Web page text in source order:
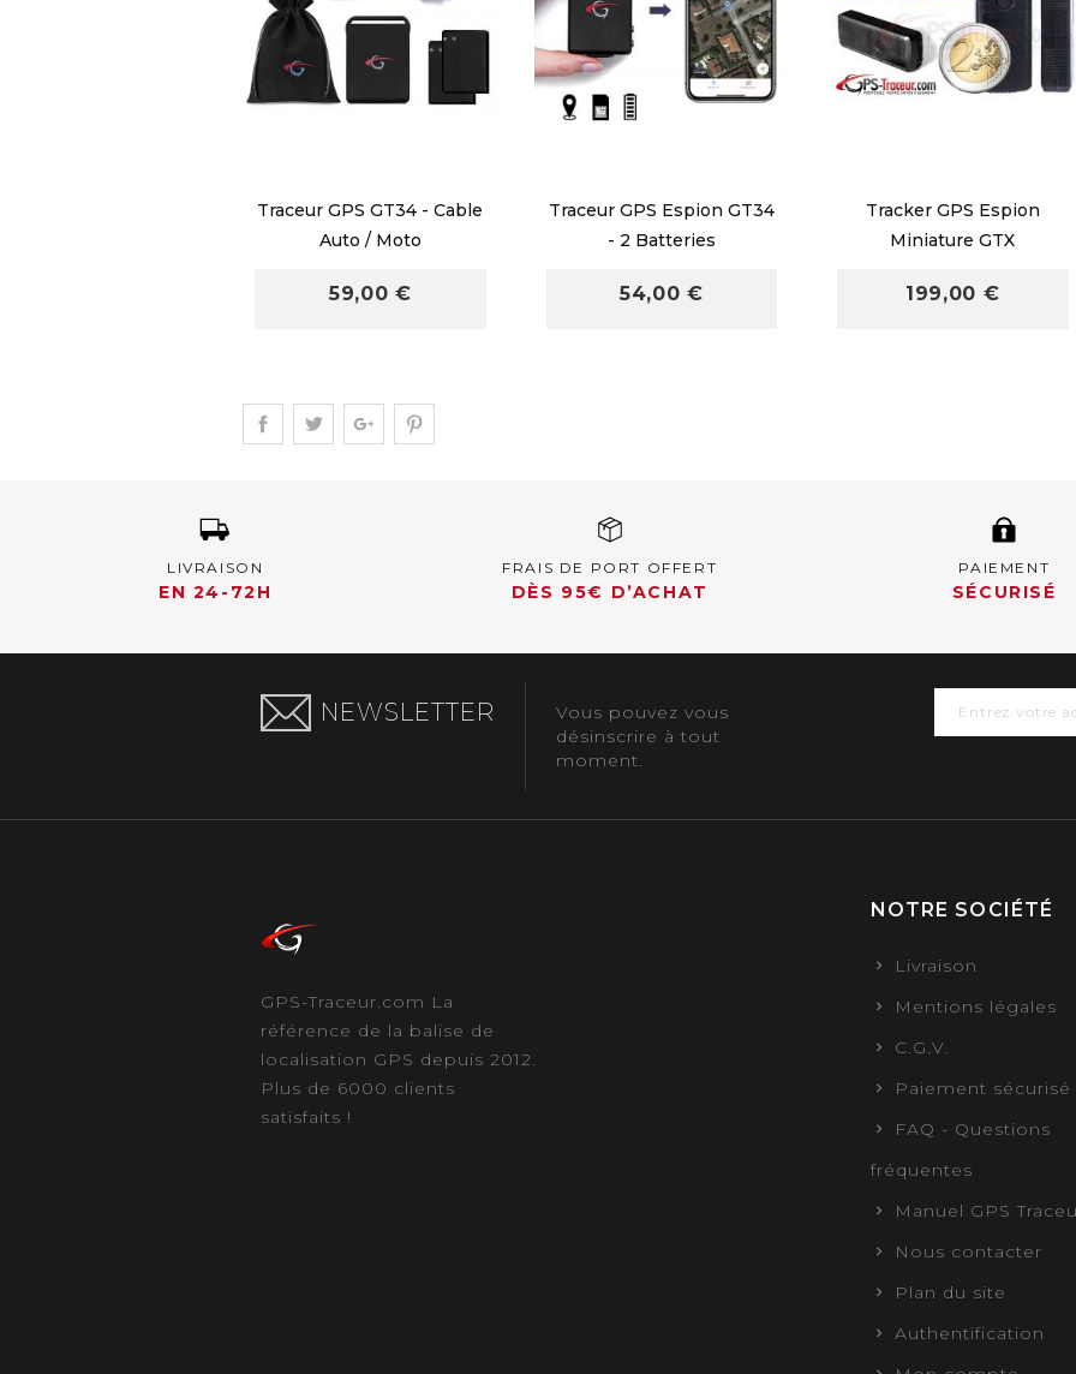
Traceur GPS GT34 - Cable
Auto / Moto
59,00 €
Traceur GPS Espion GT34
- 2 Batteries
54,00 €
Tracker GPS Espion
Miniature GTX
199,00 €
LIVRAISON
EN 24-72H
FRAIS DE PORT OFFERT
DÈS 95€ D’ACHAT
PAIEMENT
SÉCURISÉ
NEWSLETTER
Vous pouvez vous
désinscrire à tout
moment.
GPS-Traceur.com La
référence de la balise de
localisation GPS depuis 2012.
Plus de 6000 clients
satisfaits !
NOTRE SOCIÉTÉ
Livraison
Mentions légales
C.G.V.
Paiement sécurisé
FAQ - Questions
fréquentes
Manuel GPS
Nous contacter
Plan du site
Authentification